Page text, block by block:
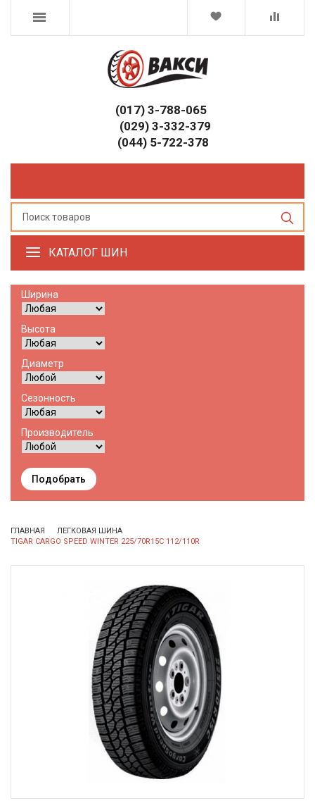
(017) 3-788-065
(029) 3-332-379
(044) 5-722-378
КАТАЛОГ ШИН
Ширина
Высота
Диаметр
Сезонность
Производитель
Подобрать
ГЛАВНАЯ
ЛЕГКОВАЯ ШИНА
TIGAR CARGO SPEED WINTER 225/70R15C 112/110R